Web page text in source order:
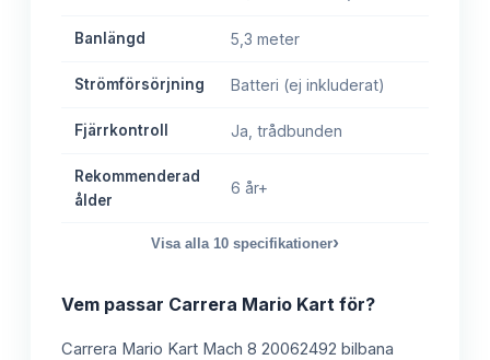
Banlängd 5,3 meter
Strömförsörjning Batteri (ej inkluderat)
Fjärrkontroll Ja, trådbunden
Rekommenderad
ålder
6 år+
Visa alla 10 specifikationer›
Vem passar Carrera Mario Kart för?
Carrera Mario Kart Mach 8 20062492 bilbana